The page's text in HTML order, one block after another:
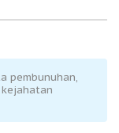
pembunuhan,